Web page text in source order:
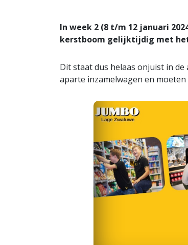
In week 2 (8 t/m 12 januari
kerstboom gelijktijdig met
Dit staat dus helaas onjuist in
aparte inzamelwagen en